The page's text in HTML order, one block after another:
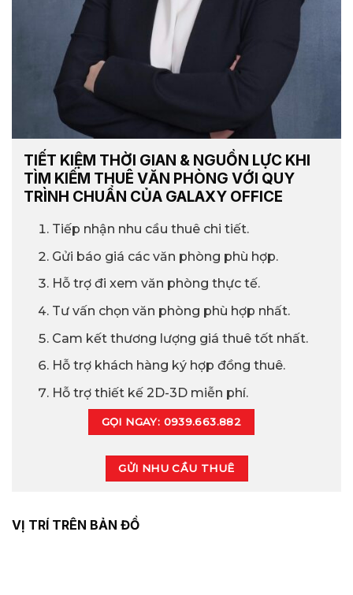
TIẾT KIỆM THỜI GIAN & NGUỒN LỰC KHI
TÌM KIẾM THUÊ VĂN PHÒNG VỚI QUY
TRÌNH CHUẨN CỦA GALAXY OFFICE
Tiếp nhận nhu cầu thuê chi tiết.
Gửi báo giá các văn phòng phù hợp.
Hỗ trợ đi xem văn phòng thực tế.
Tư vấn chọn văn phòng phù hợp nhất.
Cam kết thương lượng giá thuê tốt nhất.
Hỗ trợ khách hàng ký hợp đồng thuê.
Hỗ trợ thiết kế 2D-3D miễn phí.
GỌI NGAY: 0939.663.882
GỬI NHU CẦU THUÊ
VỊ TRÍ TRÊN BẢN ĐỒ